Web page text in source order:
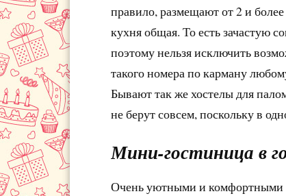
правило, размещают от 2 и более
кухня общая. То есть зачастую
поэтому нельзя исключить
такого номера по карману
Бывают так же хостелы для
не берут совсем, поскольку в
Мини-гостиница в
Очень уютными и комфортными